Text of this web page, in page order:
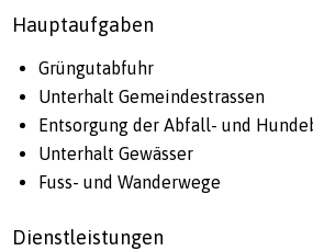
Hauptaufgaben
Grüngutabfuhr
Unterhalt Gemeindestrassen
Entsorgung der Abfall- und
Unterhalt Gewässer
Fuss- und Wanderwege
Dienstleistungen